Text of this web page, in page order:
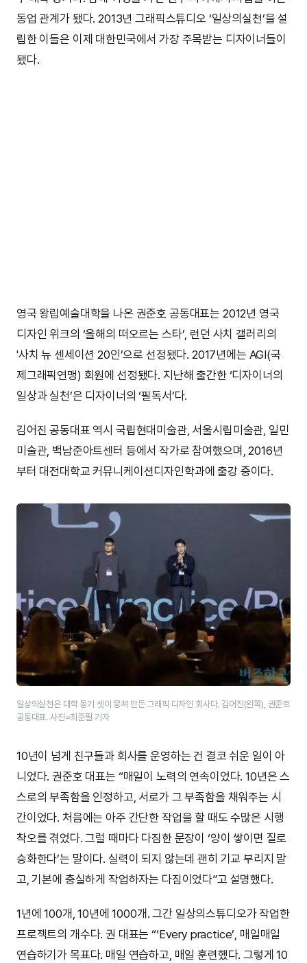
동업 관계가 됐다. 2013년 그래픽스튜디오 ‘일상의실천’을 설
립한 이들은 이제 대한민국에서 가장 주목받는 디자이너들이
됐다.
영국 왕립예술대학을 나온 권준호 공동대표는 2012년 영국
디자인 위크의 ‘올해의 떠오르는 스타’, 런던 사치 갤러리의
'사치 뉴 센세이션 20인’으로 선정됐다. 2017년에는 AGI(국
제그래픽연맹) 회원에 선정됐다. 지난해 출간한 ‘디자이너의
일상과 실천’은 디자이너의 ‘필독서’다.
김어진 공동대표 역시 국립현대미술관, 서울시립미술관, 일민
미술관, 백남준아트센터 등에서 작가로 참여했으며, 2016년
부터 대전대학교 커뮤니케이션디자인학과에 출강 중이다.
일상의실천은 대학 동기 셋이 뭉쳐 만든 그래픽 디자인 회사다. 김어진(왼쪽), 권준호
공동대표. 사진=최준필 기자
10년이 넘게 친구들과 회사를 운영하는 건 결코 쉬운 일이 아
니었다. 권준호 대표는 “매일이 노력의 연속이었다. 10년은 스
스로의 부족함을 인정하고, 서로가 그 부족함을 채워주는 시
간이었다. 처음에는 아주 간단한 작업을 할 때도 수많은 시행
착오를 겪었다. 그럴 때마다 다짐한 문장이 ‘양이 쌓이면 질로
승화한다’는 말이다. 실력이 되지 않는데 괜히 기교 부리지 말
고, 기본에 충실하게 작업하자는 다짐이었다”고 설명했다.
1년에 100개, 10년에 1000개. 그간 일상의스튜디오가 작업한
프로젝트의 개수다. 권 대표는 “‘Every practice’, 매일매일
연습하기가 목표다. 매일 연습하고, 매일 훈련했다. 그렇게 10